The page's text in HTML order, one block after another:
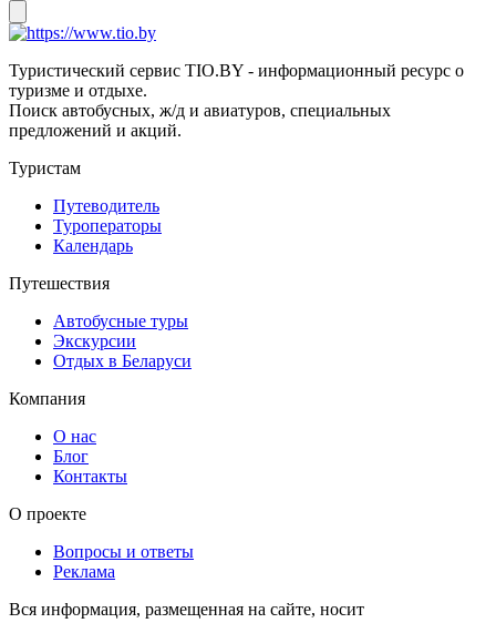
Туристический сервис TIO.BY - информационный ресурс о
туризме и отдыхе.
Поиск автобусных, ж/д и авиатуров, специальных
предложений и акций.
Туристам
Путеводитель
Туроператоры
Календарь
Путешествия
Автобусные туры
Экскурсии
Отдых в Беларуси
Компания
О нас
Блог
Контакты
О проекте
Вопросы и ответы
Реклама
Вся информация, размещенная на сайте, носит